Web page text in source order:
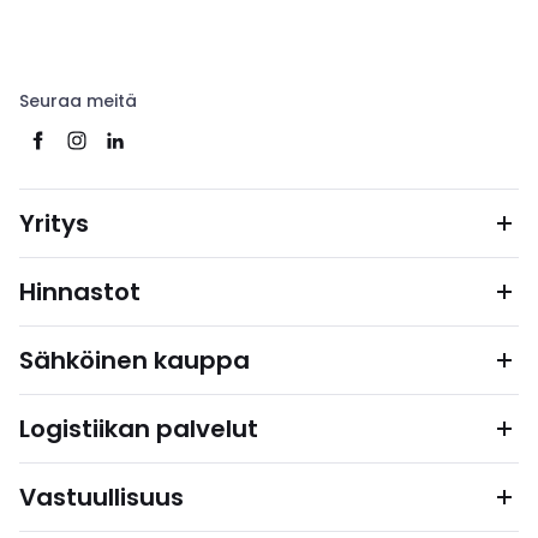
Seuraa meitä
Yritys
Hinnastot
Sähköinen kauppa
Logistiikan palvelut
Vastuullisuus